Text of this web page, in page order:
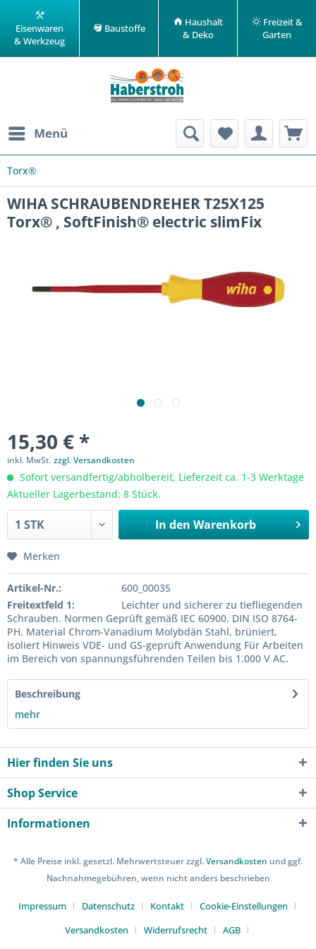
Eisenwaren
& Werkzeug
Baustoffe
Haushalt
& Deko
Freizeit &
Garten
Menü
Torx®
WIHA SCHRAUBENDREHER T25X125
Torx® , SoftFinish® electric slimFix
15,30 € *
inkl. MwSt.zzgl. Versandkosten
Sofort versandfertig/abholbereit, Lieferzeit ca. 1-3 Werktage
Aktueller Lagerbestand: 8 Stück.
In den Warenkorb
Merken
Artikel-Nr.:
600_00035
Freitextfeld 1:
Leichter und sicherer zu tiefliegenden
Schrauben. Normen Geprüft gemäß IEC 60900. DIN ISO 8764-
PH. Material Chrom-Vanadium Molybdän Stahl, brüniert,
isoliert Hinweis VDE- und GS-geprüft Anwendung Für Arbeiten
im Bereich von spannungsführenden Teilen bis 1.000 V AC.
Beschreibung
mehr
Hier finden Sie uns
Shop Service
Informationen
* Alle Preise inkl. gesetzl. Mehrwertsteuer zzgl.Versandkosten und ggf.
Nachnahmegebühren, wenn nicht anders beschrieben
Impressum Datenschutz Kontakt
Cookie-Einstellungen
Versandkosten
Widerrufsrecht
AGB